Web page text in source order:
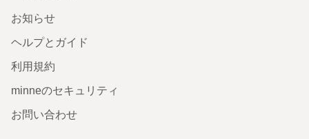
お知らせ
ヘルプとガイド
利用規約
minneのセキュリティ
お問い合わせ